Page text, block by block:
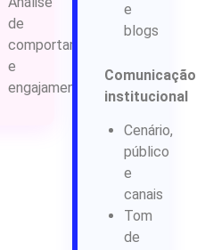
de
comportamento
e
engajamento
e
blogs
Comunicação
institucional
Cenário,
público
e
canais
Tom
de